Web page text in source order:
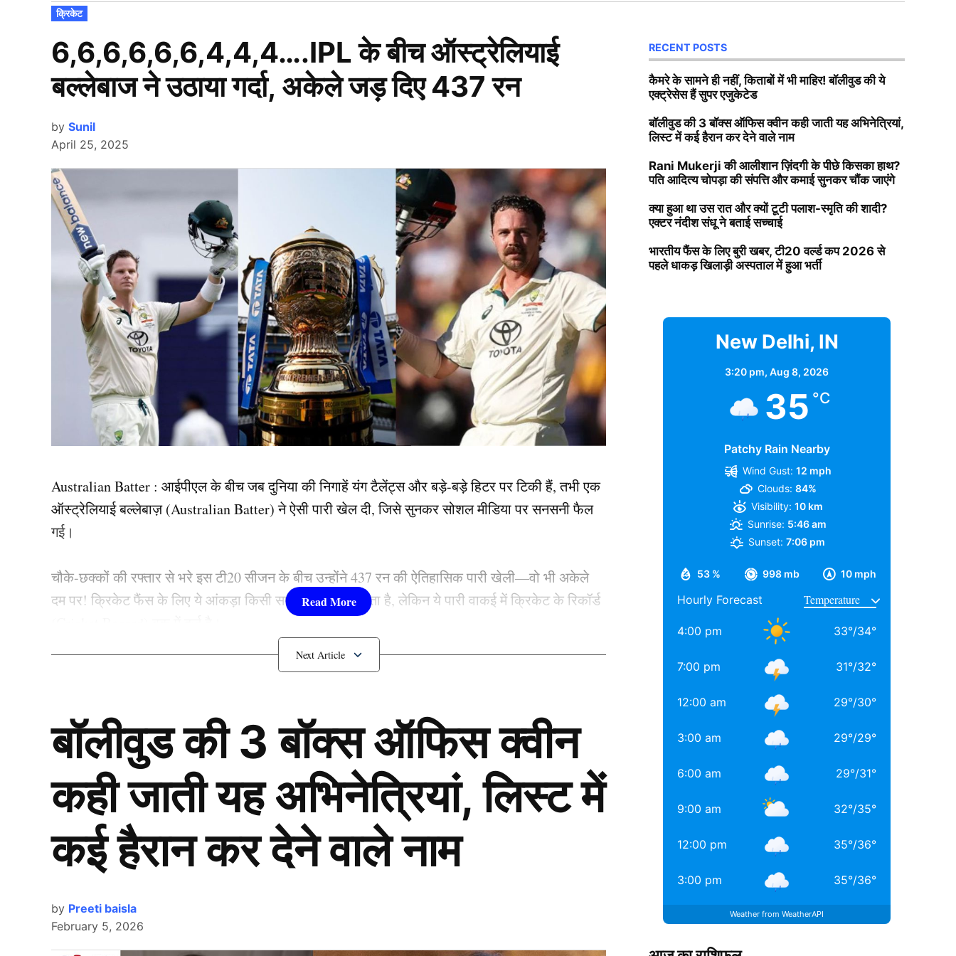
Open
POSTED
IN
क्रिकेट
6,6,6,6,6,6,4,4,4….IPL के बीच ऑस्ट्रेलियाई
बल्लेबाज ने उठाया गर्दा, अकेले जड़ दिए 437 रन
by Sunil
April 25, 2025
Australian Batter : आईपीएल के बीच जब दुनिया की निगाहें यंग टैलेंट्स और बड़े-बड़े हिटर पर टिकी हैं, तभी एक
ऑस्ट्रेलियाई बल्लेबाज़ (Australian Batter) ने ऐसी पारी खेल दी, जिसे सुनकर सोशल मीडिया पर सनसनी फैल
गई।
चौके-छक्कों की रफ्तार से भरे इस टी20 सीजन के बीच उन्होंने 437 रन की ऐतिहासिक पारी खेली—वो भी अकेले
दम पर! क्रिकेट फैंस के लिए ये आंकड़ा किसी सपने जैसा लग सकता है, लेकिन ये पारी वाकई में क्रिकेट के रिकॉर्ड
रोमांच के बीच मेलबर्न में दर्ज हुआ इतिहास
बॉलीवुड की 3 बॉक्स ऑफिस क्वीन
कही जाती यह अभिनेत्रियां, लिस्ट में
कई हैरान कर देने वाले नाम
by Preeti baisla
February 5, 2026
RECENT POSTS
कैमरे के सामने ही नहीं, किताबों में भी माहिर! बॉलीवुड की ये
एक्ट्रेसेस हैं सुपर एजुकेटेड
बॉलीवुड की 3 बॉक्स ऑफिस क्वीन कही जाती यह अभिनेत्रियां,
लिस्ट में कई हैरान कर देने वाले नाम
Rani Mukerji की आलीशान ज़िंदगी के पीछे किसका हाथ?
पति आदित्य चोपड़ा की संपत्ति और कमाई सुनकर चौंक जाएंगे
क्या हुआ था उस रात और क्यों टूटी पलाश-स्मृति की शादी?
एक्टर नंदीश संधू ने बताई सच्चाई
भारतीय फैंस के लिए बुरी खबर, टी20 वर्ल्ड कप 2026 से
पहले धाकड़ खिलाड़ी अस्पताल में हुआ भर्ती
New Delhi, IN
3:20 pm, Aug 8, 2026
35 °C
Patchy Rain Nearby
53 % 998 mb 10 mph
Wind Gust: 12 mph
Clouds: 84%
Visibility: 10 km
Sunrise: 5:46 am
Sunset: 7:06 pm
Hourly Forecast
4:00 pm 33°/34°
7:00 pm 31°/32°
12:00 am 29°/30°
3:00 am 29°/29°
6:00 am 29°/31°
9:00 am 32°/35°
12:00 pm 35°/36°
3:00 pm 35°/36°
Weather from WeatherAPI